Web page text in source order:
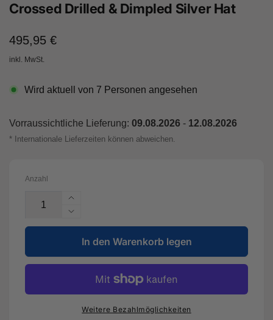
Crossed Drilled & Dimpled Silver Hat
Normaler
Preis
495,95 €
inkl. MwSt.
Wird aktuell von 7 Personen angesehen
Vorraussichtliche Lieferung: 09.08.2026 - 12.08.2026
* Internationale Lieferzeiten können abweichen.
Anzahl
Erhöhe
die
Menge
für
DBA52830WSLVXD
-
series
Verringere
die
Menge
für
DBA52830WSLVXD
5000
series
In den Warenkorb legen
Weitere Bezahlmöglichkeiten